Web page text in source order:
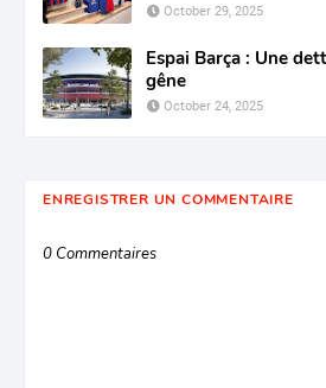
October 29, 2025
Espai Barça : Une
gêne
October 24, 2025
ENREGISTRER UN COMMENTAIRE
0 Commentaires